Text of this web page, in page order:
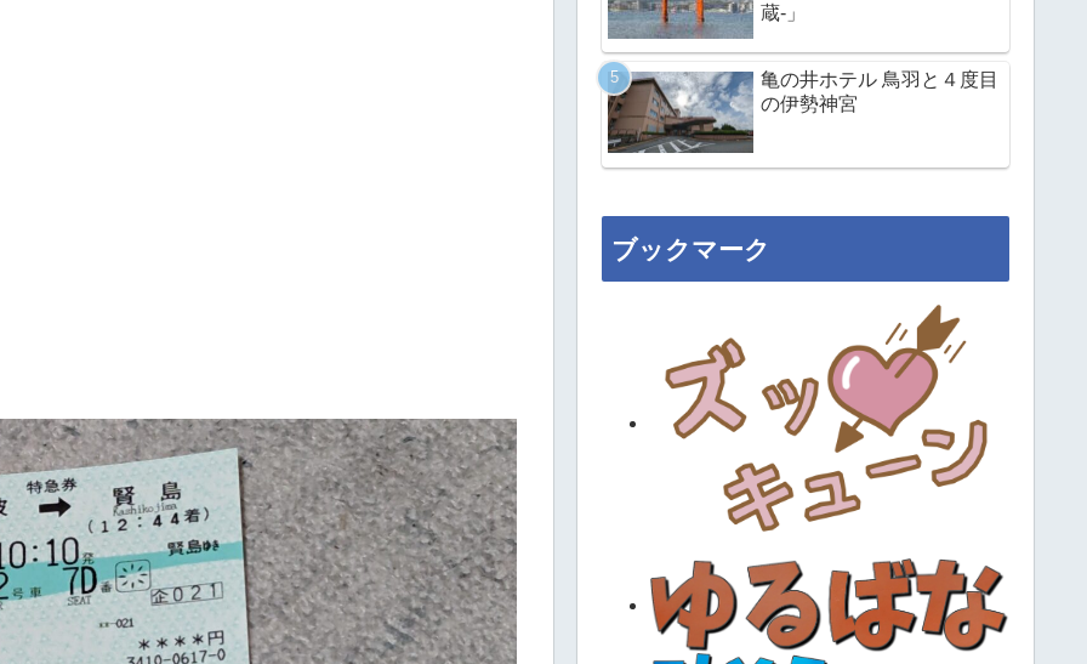
蔵-」
亀の井ホテル 鳥羽と４度目
の伊勢神宮
ブックマーク